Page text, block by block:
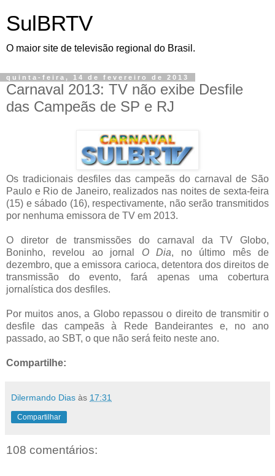
SulBRTV
O maior site de televisão regional do Brasil.
quinta-feira, 14 de fevereiro de 2013
Carnaval 2013: TV não exibe Desfile
das Campeãs de SP e RJ
Os tradicionais desfiles das campeãs do carnaval de São
Paulo e Rio de Janeiro, realizados nas noites de sexta-feira
(15) e sábado (16), respectivamente, não serão transmitidos
por nenhuma emissora de TV em 2013.
O diretor de transmissões do carnaval da TV Globo,
Boninho, revelou ao jornal O Dia, no último mês de
dezembro, que a emissora carioca, detentora dos direitos de
transmissão do evento, fará apenas uma cobertura
jornalística dos desfiles.
Por muitos anos, a Globo repassou o direito de transmitir o
desfile das campeãs à Rede Bandeirantes e, no ano
passado, ao SBT, o que não será feito neste ano.
Compartilhe:
Dilermando Dias às 17:31
Compartilhar
108 comentários: